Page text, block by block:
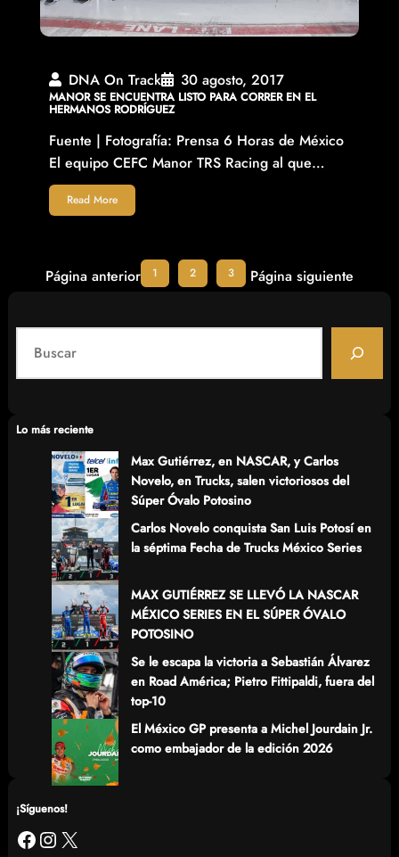
DNA On Track 30 agosto, 2017
MANOR SE ENCUENTRA LISTO PARA CORRER EN EL
HERMANOS RODRÍGUEZ
Fuente | Fotografía: Prensa 6 Horas de México
El equipo CEFC Manor TRS Racing al que…
Read More
Página anterior 1 2 3 Página siguiente
a
cLo más reciente
Max Gutiérrez, en NASCAR, y Carlos
Novelo, en Trucks, salen victoriosos del
Súper Óvalo Potosino
Carlos Novelo conquista San Luis Potosí en
la séptima Fecha de Trucks México Series
MAX GUTIÉRREZ SE LLEVÓ LA NASCAR
MÉXICO SERIES EN EL SÚPER ÓVALO
POTOSINO
Se le escapa la victoria a Sebastián Álvarez
en Road América; Pietro Fittipaldi, fuera del
top-10
El México GP presenta a Michel Jourdain Jr.
como embajador de la edición 2026
¡Síguenos!
Facebook Instagram X